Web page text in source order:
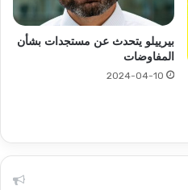
بيرييلو يتحدث عن مستجدات بشأن
المفاوضات
2024-04-10